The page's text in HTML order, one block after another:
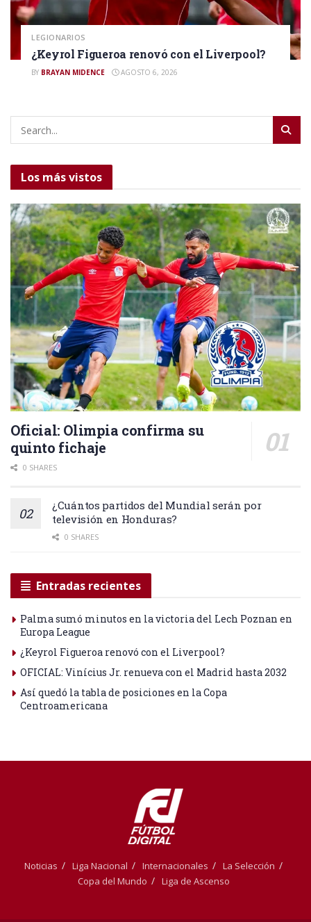
LEGIONARIOS
¿Keyrol Figueroa renovó con el Liverpool?
BY BRAYAN MIDENCE AGOSTO 6, 2026
Los más vistos
Oficial: Olimpia confirma su
quinto fichaje
0 SHARES
¿Cuántos partidos del Mundial serán por
televisión en Honduras?
0 SHARES
Entradas recientes
Palma sumó minutos en la victoria del Lech Poznan en
Europa League
¿Keyrol Figueroa renovó con el Liverpool?
OFICIAL: Vinícius Jr. renueva con el Madrid hasta 2032
Así quedó la tabla de posiciones en la Copa
Centroamericana
Noticias Liga Nacional Internacionales
La Selección
Copa del Mundo
Liga de Ascenso